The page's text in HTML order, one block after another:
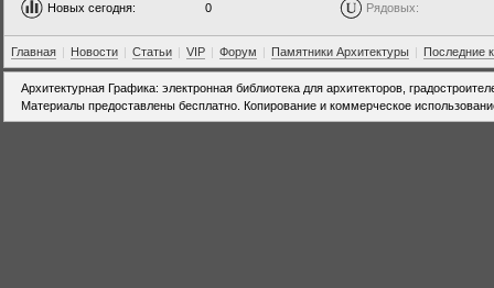
Новых сегодня:
0
Рядовых:
Главная | Новости | Статьи | VIP | Форум | Памятники Архитектуры | Последние
Архитектурная Графика: электронная библиотека для архитекторов,
Материалы предоставлены бесплатно. Копирование и коммерческое